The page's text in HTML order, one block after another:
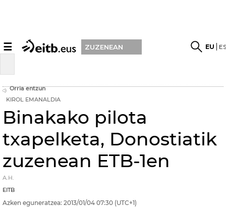
☰ ZUZENEAN EU
Orria entzun
KIROL EMANALDIA
Binakako pilota
txapelketa, Donostiatik
zuzenean ETB-1en
A.H.
EITB
Azken eguneratzea: 2013/01/04 07:30 (UTC+1)